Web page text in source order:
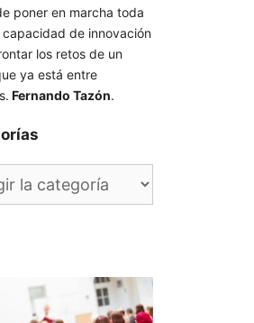
poner en marcha toda
capacidad de innovación
los retos de un
ya está entre
Fernando Tazón.